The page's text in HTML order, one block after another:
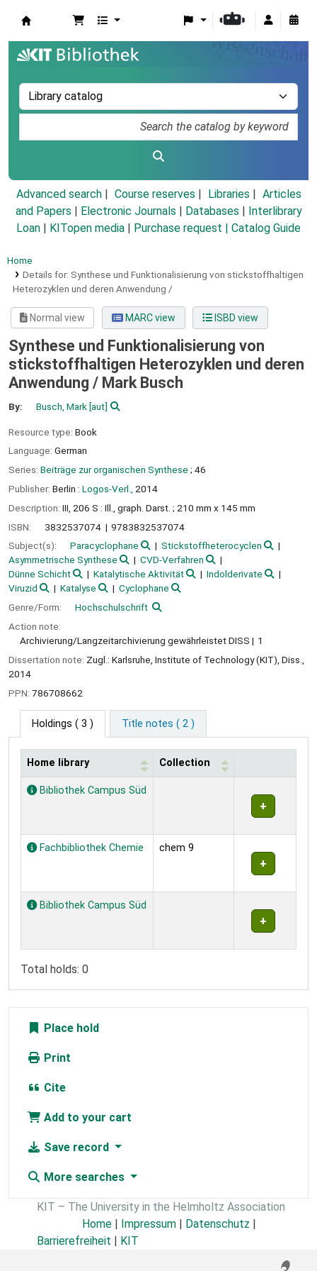
Advanced search Course reserves Libraries
Articles
and Papers
Electronic Journals Databases
Interlibrary
Loan
KITopen media Purchase request | Catalog Guide
Home
Details for: Synthese und Funktionalisierung von stickstoffhaltigen
Heterozyklen und deren Anwendung /
Normal view MARC view ISBD view
Synthese und Funktionalisierung von
stickstoffhaltigen Heterozyklen und deren
Anwendung / Mark Busch
By: Busch, Mark [aut]
Resource type: Book
Language: German
Series: Beiträge zur organischen Synthese ; 46
Publisher: Berlin : Logos-Verl.,
2014
Description: III, 206 S : Ill., graph. Darst. ; 210 mm x 145 mm
ISBN:
3832537074
9783832537074
Subject(s):
Paracyclophane
Stickstoffheterocyclen
Asymmetrische Synthese
CVD-Verfahren
Dünne Schicht
Katalytische Aktivität
Indolderivate
Viruzid
Katalyse
Cyclophane
Genre/Form:
Hochschulschrift
Action note:
Archivierung/Langzeitarchivierung gewährleistet DISS
1
Dissertation note: Zugl.: Karlsruhe, Institute of Technology (KIT), Diss.,
2014
PPN: 786708662
Holdings ( 3 ) Title notes ( 2 )
Holdings
Home library Collection
Bibliothek Campus Süd
Fachbibliothek Chemie chem 9
Bibliothek Campus Süd
Total holds: 0
Place hold
Print
Cite
Add to your cart
Save record
More searches
KIT – The University in the Helmholtz Association
Home
Impressum Datenschutz
Barrierefreiheit
KIT